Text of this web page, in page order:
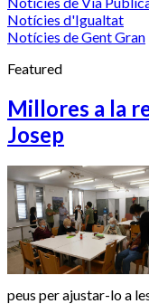
Notícies d'Igualtat
Notícies de Gent Gran
Featured
Millores a la
Josep
peus per ajustar-lo a